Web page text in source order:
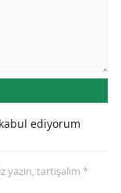
ediyorum
tartışalım *